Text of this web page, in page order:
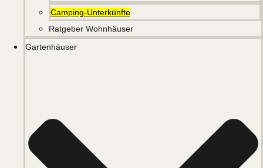
Camping-Unterkünfte
Ratgeber Wohnhäuser
Gartenhäuser